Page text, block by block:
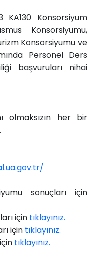
KA130 Konsorsiyum
Konsorsiyumu,
Konsorsiyumu ve
Personel Ders
başvuruları nihai
olmaksızın her bir
sonuçları için
için tıklayınız.
için tıklayınız.
tıklayınız.